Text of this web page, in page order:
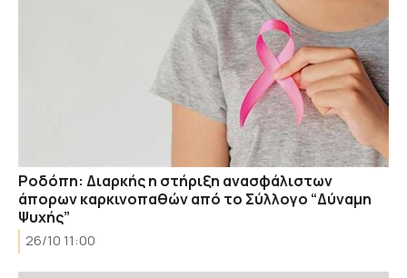
Ροδόπη: Διαρκής η στήριξη ανασφάλιστων
άπορων καρκινοπαθών από το Σύλλογο “Δύναμη
Ψυχής”
26/10 11:00